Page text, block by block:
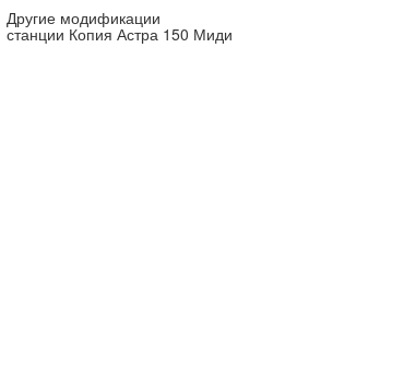
Другие модификации
станции Копия Астра 150 Миди